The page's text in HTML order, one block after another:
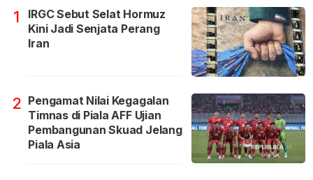
1
IRGC Sebut Selat Hormuz
Kini Jadi Senjata Perang
Iran
2 Pengamat Nilai Kegagalan
Timnas di Piala AFF Ujian
Pembangunan Skuad Jelang
Piala Asia